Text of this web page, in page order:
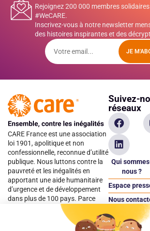
Rejoignez 200 000 membres
#WeCARE.
Inscrivez-vous à notre newsletter
des histoires inspirantes et des
JE
CARE France est une association
loi 1901, apolitique et non
confessionnelle, reconnue d’utilité
publique. Nous luttons contre la
pauvreté et les inégalités en
apportant une aide humanitaire
d’urgence et de développement
dans plus de 100 pays. Parce
qu’elles sont les premières
victimes des inégalités, CARE met
les femmes et les filles au cœur
Suivez-
réseaux
Qui
nous ?
Espace
Nous
Espace
donateur